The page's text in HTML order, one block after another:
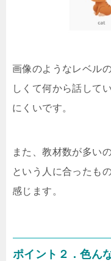
画像のようなレベル
しくて何から話して
にくいです。
また、教材数が多い
という人に合ったも
感じます。
ポイント２．色ん